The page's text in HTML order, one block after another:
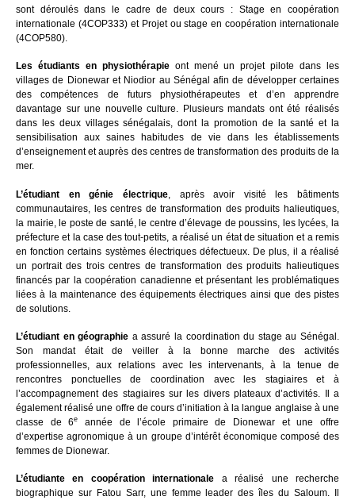
sont déroulés dans le cadre de deux cours : Stage en coopération
internationale (4COP333) et Projet ou stage en coopération internationale
(4COP580).
Les étudiants en physiothérapieont mené un projet pilote dans les
villages de Dionewar et Niodior au Sénégal afin de développer certaines
des compétences de futurs physiothérapeutes et d’en apprendre
davantage sur une nouvelle culture. Plusieurs mandats ont été réalisés
dans les deux villages sénégalais, dont la promotion de la santé et la
sensibilisation aux saines habitudes de vie dans les établissements
d’enseignement et auprès des centres de transformation des produits de la
mer.
L’étudiant en génie électrique, après avoir visité les bâtiments
communautaires, les centres de transformation des produits halieutiques,
la mairie, le poste de santé, le centre d’élevage de poussins, les lycées, la
préfecture et la case des tout-petits, a réalisé un état de situation et a remis
en fonction certains systèmes électriques défectueux. De plus, il a réalisé
un portrait des trois centres de transformation des produits halieutiques
financés par la coopération canadienne et présentant les problématiques
liées à la maintenance des équipements électriques ainsi que des pistes
de solutions.
L’étudiant en géographie a assuré la coordination du stage au Sénégal.
Son mandat était de veiller à la bonne marche des activités
professionnelles, aux relations avec les intervenants, à la tenue de
rencontres ponctuelles de coordination avec les stagiaires et à
l’accompagnement des stagiaires sur les divers plateaux d’activités. Il a
également réalisé une offre de cours d’initiation à la langue anglaise à une
classe de 6e
année de l’école primaire de Dionewar et une offre
d’expertise agronomique à un groupe d’intérêt économique composé des
femmes de Dionewar.
L’étudiante en coopération internationale a réalisé une recherche
biographique sur Fatou Sarr, une femme leader des îles du Saloum. Il